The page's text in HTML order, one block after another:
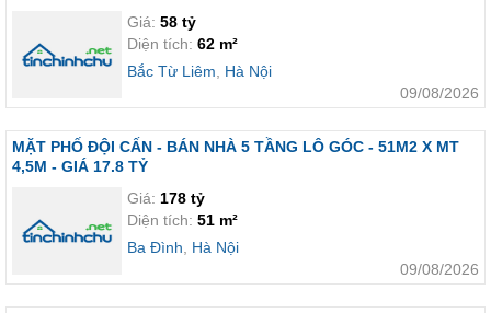
Giá: 58 tỷ
Diện tích: 62 m²
Bắc Từ Liêm
Hà Nội
09/08/2026
MẶT PHỐ ĐỘI CẤN - BÁN NHÀ 5 TẦNG LÔ GÓC - 51M2 X MT
4,5M - GIÁ 17.8 TỶ
Giá: 178 tỷ
Diện tích: 51 m²
Ba Đình
Hà Nội
09/08/2026